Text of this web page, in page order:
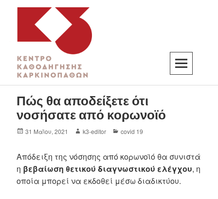
K3
ΚΕΝΤΡΟ ΚΑΘΟΔΗΓΗΣΗΣ ΚΑΡΚΙΝΟΠΑΘΩΝ
Πώς θα αποδείξετε ότι
νοσήσατε από κορωνοϊό
31 Μαΐου, 2021 k3-editor covid 19
Απόδειξη της νόσησης από κορωνοϊό θα συνιστά
η βεβαίωση θετικού διαγνωστικού ελέγχου, η
οποία μπορεί να εκδοθεί μέσω διαδικτύου.